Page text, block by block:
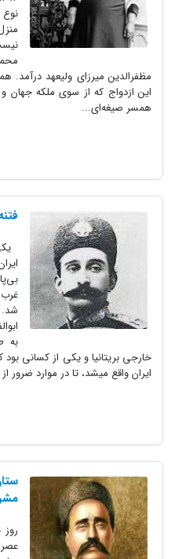
نوع
مظفرالدین میرزای ولیعهد
این ازدواج که از سوی ملکه جهان و
همسر صیغه‌ای...
یکی
غرب
شد.
به
خارجی بریتانیا و یکی از کسانی
ایران واقع می‎شد، تا در موارد ضرور از او به نفع...